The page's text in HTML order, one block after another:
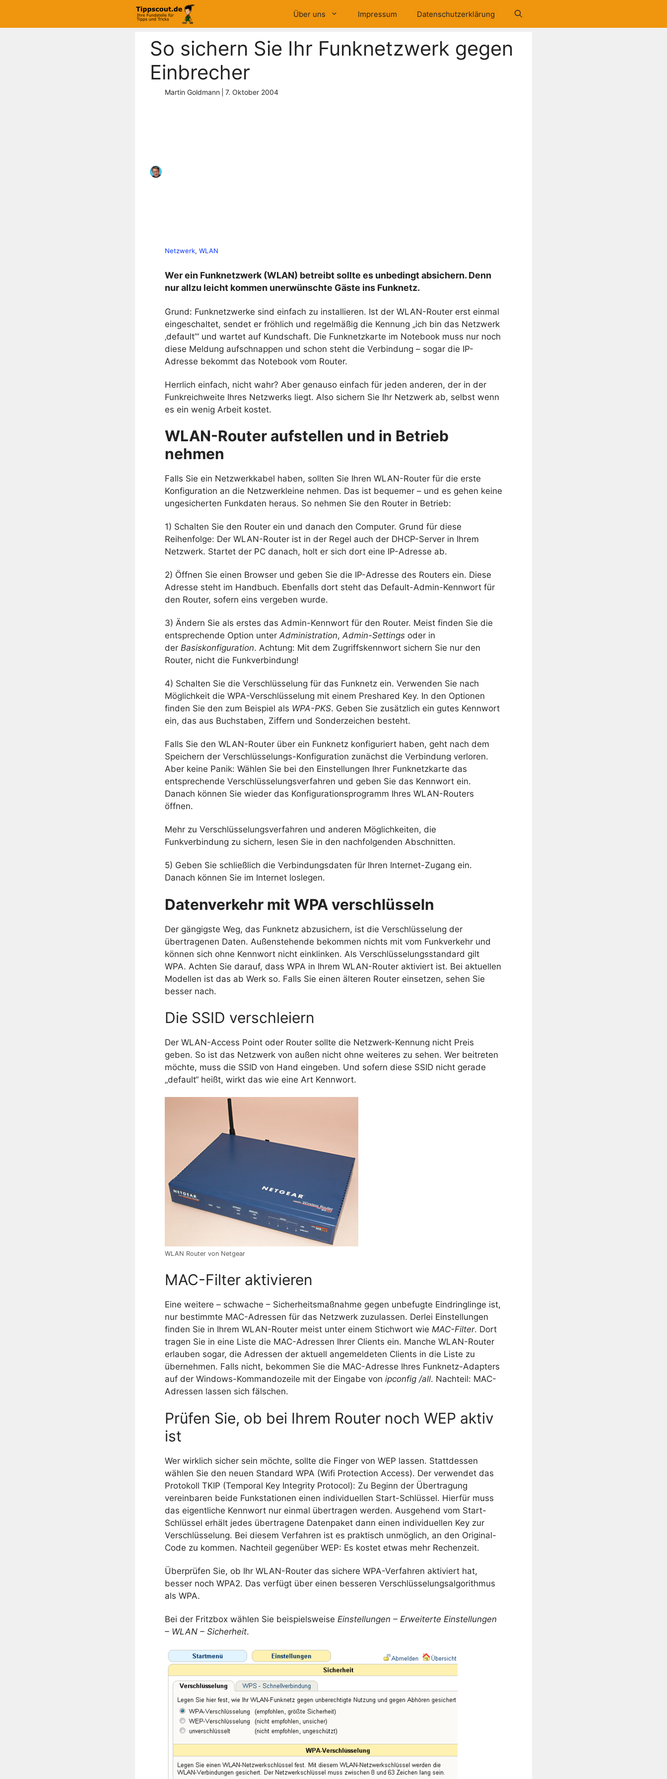
springen
Über uns Impressum Datenschutzerklärung
So sichern Sie Ihr Funknetzwerk gegen
Einbrecher
Martin Goldmann 7. Oktober 2004
Netzwerk, WLAN
Wer ein Funknetzwerk (WLAN) betreibt sollte es unbedingt absichern. Denn
nur allzu leicht kommen unerwünschte Gäste ins Funknetz.
Grund: Funknetzwerke sind einfach zu installieren. Ist der WLAN-Router erst einmal
eingeschaltet, sendet er fröhlich und regelmäßig die Kennung „ich bin das Netzwerk
‚default’“ und wartet auf Kundschaft. Die Funknetzkarte im Notebook muss nur noch
diese Meldung aufschnappen und schon steht die Verbindung – sogar die IP-
Adresse bekommt das Notebook vom Router.
Herrlich einfach, nicht wahr? Aber genauso einfach für jeden anderen, der in der
Funkreichweite Ihres Netzwerks liegt. Also sichern Sie Ihr Netzwerk ab, selbst wenn
es ein wenig Arbeit kostet.
WLAN-Router aufstellen und in Betrieb
nehmen
Falls Sie ein Netzwerkkabel haben, sollten Sie Ihren WLAN-Router für die erste
Konfiguration an die Netzwerkleine nehmen. Das ist bequemer – und es gehen keine
ungesicherten Funkdaten heraus. So nehmen Sie den Router in Betrieb:
1) Schalten Sie den Router ein und danach den Computer. Grund für diese
Reihenfolge: Der WLAN-Router ist in der Regel auch der DHCP-Server in Ihrem
Netzwerk. Startet der PC danach, holt er sich dort eine IP-Adresse ab.
2) Öffnen Sie einen Browser und geben Sie die IP-Adresse des Routers ein. Diese
Adresse steht im Handbuch. Ebenfalls dort steht das Default-Admin-Kennwort für
den Router, sofern eins vergeben wurde.
3) Ändern Sie als erstes das Admin-Kennwort für den Router. Meist finden Sie die
entsprechende Option unterAdministration,Admin-Settings oder in
der Basiskonfiguration. Achtung: Mit dem Zugriffskennwort sichern Sie nur den
Router, nicht die Funkverbindung!
4) Schalten Sie die Verschlüsselung für das Funknetz ein. Verwenden Sie nach
Möglichkeit die WPA-Verschlüsselung mit einem Preshared Key. In den Optionen
finden Sie den zum Beispiel als WPA-PKS. Geben Sie zusätzlich ein gutes Kennwort
ein, das aus Buchstaben, Ziffern und Sonderzeichen besteht.
Falls Sie den WLAN-Router über ein Funknetz konfiguriert haben, geht nach dem
Speichern der Verschlüsselungs-Konfiguration zunächst die Verbindung verloren.
Aber keine Panik: Wählen Sie bei den Einstellungen Ihrer Funknetzkarte das
entsprechende Verschlüsselungsverfahren und geben Sie das Kennwort ein.
Danach können Sie wieder das Konfigurationsprogramm Ihres WLAN-Routers
öffnen.
Mehr zu Verschlüsselungsverfahren und anderen Möglichkeiten, die
Funkverbindung zu sichern, lesen Sie in den nachfolgenden Abschnitten.
5) Geben Sie schließlich die Verbindungsdaten für Ihren Internet-Zugang ein.
Danach können Sie im Internet loslegen.
Datenverkehr mit WPA verschlüsseln
Der gängigste Weg, das Funknetz abzusichern, ist die Verschlüsselung der
übertragenen Daten. Außenstehende bekommen nichts mit vom Funkverkehr und
können sich ohne Kennwort nicht einklinken. Als Verschlüsselungsstandard gilt
WPA. Achten Sie darauf, dass WPA in Ihrem WLAN-Router aktiviert ist. Bei aktuellen
Modellen ist das ab Werk so. Falls Sie einen älteren Router einsetzen, sehen Sie
besser nach.
Die SSID verschleiern
Der WLAN-Access Point oder Router sollte die Netzwerk-Kennung nicht Preis
geben. So ist das Netzwerk von außen nicht ohne weiteres zu sehen. Wer beitreten
möchte, muss die SSID von Hand eingeben. Und sofern diese SSID nicht gerade
„default“ heißt, wirkt das wie eine Art Kennwort.
WLAN Router von Netgear
MAC-Filter aktivieren
Eine weitere – schwache – Sicherheitsmaßnahme gegen unbefugte Eindringlinge ist,
nur bestimmte MAC-Adressen für das Netzwerk zuzulassen. Derlei Einstellungen
finden Sie in Ihrem WLAN-Router meist unter einem Stichwort wie MAC-Filter. Dort
tragen Sie in eine Liste die MAC-Adressen Ihrer Clients ein. Manche WLAN-Router
erlauben sogar, die Adressen der aktuell angemeldeten Clients in die Liste zu
übernehmen. Falls nicht, bekommen Sie die MAC-Adresse Ihres Funknetz-Adapters
auf der Windows-Kommandozeile mit der Eingabe von ipconfig /all. Nachteil: MAC-
Adressen lassen sich fälschen.
Prüfen Sie, ob bei Ihrem Router noch WEP aktiv
ist
Wer wirklich sicher sein möchte, sollte die Finger von WEP lassen. Stattdessen
wählen Sie den neuen Standard WPA (Wifi Protection Access). Der verwendet das
Protokoll TKIP (Temporal Key Integrity Protocol): Zu Beginn der Übertragung
vereinbaren beide Funkstationen einen individuellen Start-Schlüssel. Hierfür muss
das eigentliche Kennwort nur einmal übertragen werden. Ausgehend vom Start-
Schlüssel erhält jedes übertragene Datenpaket dann einen individuellen Key zur
Verschlüsselung. Bei diesem Verfahren ist es praktisch unmöglich, an den Original-
Code zu kommen. Nachteil gegenüber WEP: Es kostet etwas mehr Rechenzeit.
Überprüfen Sie, ob Ihr WLAN-Router das sichere WPA-Verfahren aktiviert hat,
besser noch WPA2. Das verfügt über einen besseren Verschlüsselungsalgorithmus
als WPA.
Bei der Fritzbox wählen Sie beispielsweise Einstellungen – Erweiterte Einstellungen
– WLAN – Sicherheit.